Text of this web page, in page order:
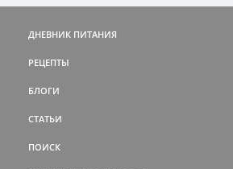
ДНЕВНИК ПИТАНИЯ
РЕЦЕПТЫ
БЛОГИ
СТАТЬИ
ПОИСК